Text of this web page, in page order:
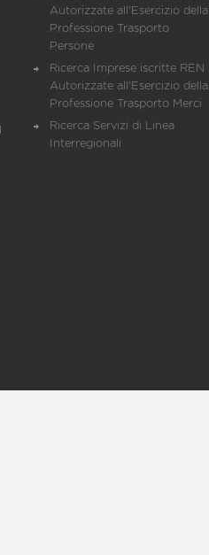
Autorizzate all'Esercizio della
Professione Trasporto
Persone
Ricerca Imprese iscritte REN
Autorizzate all'Esercizio della
Professione Trasporto Merci
Ricerca Servizi di Linea
Interregionali